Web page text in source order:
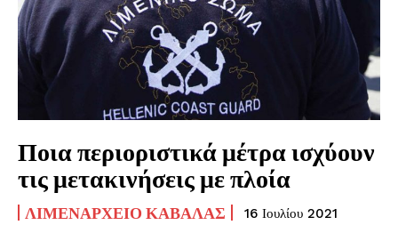
Ποια περιοριστικά μέτρα ισχύουν
τις μετακινήσεις με πλοία
ΛΙΜΕΝΑΡΧΕΊΟ ΚΑΒΆΛΑΣ 16 Ιουλίου 2021